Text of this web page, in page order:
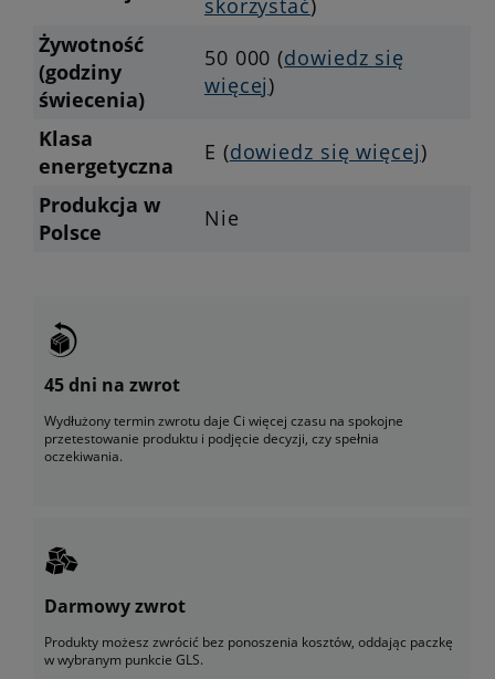
Żywotność
(godziny
świecenia)
50 000 (dowiedz się
więcej)
Klasa
energetyczna
E (dowiedz się więcej)
Produkcja w
Polsce
Nie
45 dni na zwrot
Wydłużony termin zwrotu daje Ci więcej czasu na spokojne
przetestowanie produktu i podjęcie decyzji, czy spełnia
oczekiwania.
Darmowy zwrot
Produkty możesz zwrócić bez ponoszenia kosztów, oddając paczkę
w wybranym punkcie GLS.